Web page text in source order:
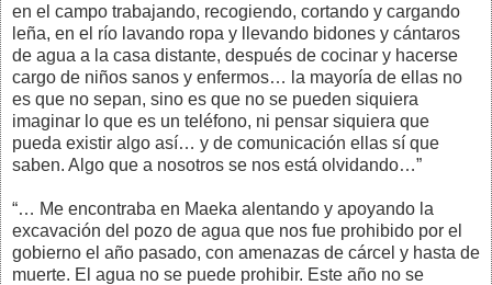
en el campo trabajando, recogiendo, cortando y cargando
leña, en el río lavando ropa y llevando bidones y cántaros
de agua a la casa distante, después de cocinar y hacerse
cargo de niños sanos y enfermos… la mayoría de ellas no
es que no sepan, sino es que no se pueden siquiera
imaginar lo que es un teléfono, ni pensar siquiera que
pueda existir algo así… y de comunicación ellas sí que
saben. Algo que a nosotros se nos está olvidando…”
“… Me encontraba en Maeka alentando y apoyando la
excavación del pozo de agua que nos fue prohibido por el
gobierno el año pasado, con amenazas de cárcel y hasta de
muerte. El agua no se puede prohibir. Este año no se